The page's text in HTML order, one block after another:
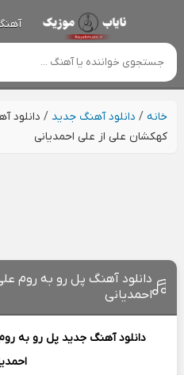
خانه/ دانلود آهنگ جدید / دانلود
کهکشان علی از علی احمدیانی
دانلود آهنگ پل رو به روم
احمدیانی
دانلود آهنگ جدید پل رو به